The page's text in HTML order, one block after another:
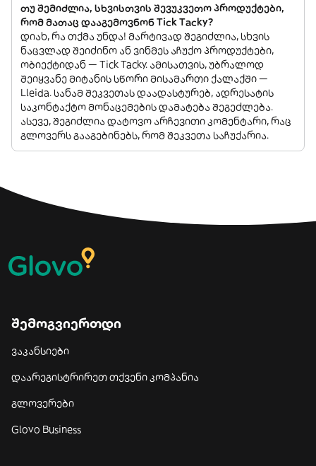
თუ შემიძლია, სხვისთვის შევუკვეთო პროდუქტები,
რომ მათაც დააგემოვნონ Tick Tacky?
დიახ, რა თქმა უნდა! მარტივად შეგიძლია, სხვის
ნაცვლად შეიძინო ან ვინმეს აჩუქო პროდუქტები,
ობიექტიდან — Tick Tacky. ამისათვის, უბრალოდ
შეიყვანე მიტანის სწორი მისამართი ქალაქში —
Lleida. სანამ შეკვეთას დაადასტურებ, ადრესატის
საკონტაქტო მონაცემების დამატება შეგეძლება.
ასევე, შეგიძლია დატოვო არჩევითი კომენტარი, რაც
გლოვერს გააგებინებს, რომ შეკვეთა საჩუქარია.
შემოგვიერთდი
ვაკანსიები
დაარეგისტრირეთ თქვენი კომპანია
გლოვერები
Glovo Business